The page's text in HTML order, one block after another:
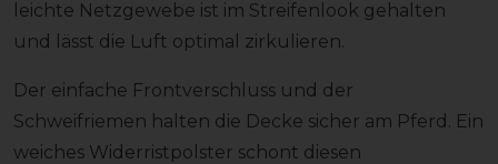
leichte Netzgewebe ist im Streifenlook gehalten
und lässt die Luft optimal zirkulieren.
Der einfache Frontverschluss und der
Schweifriemen halten die Decke sicher am Pferd. Ein
weiches Widerristpolster schont diesen